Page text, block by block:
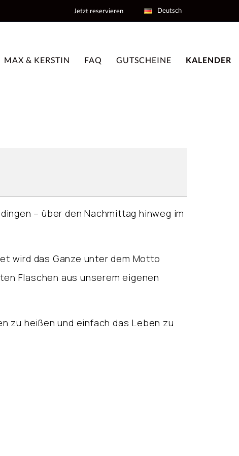
Jetzt reservieren Deutsch
MAX & KERSTIN FAQ GUTSCHEINE KALENDER
– über den Nachmittag hinweg im
wird das Ganze unter dem Motto
Flaschen aus unserem eigenen
zu heißen und einfach das Leben zu